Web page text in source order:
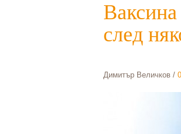
след
Димитър Величков /